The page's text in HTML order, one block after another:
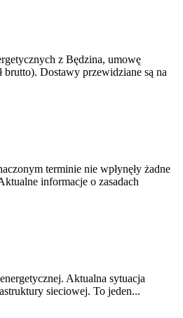
z Będzina, umowę
Dostawy przewidziane są na
terminie nie wpłynęły żadne
informacje o zasadach
Aktualna sytuacja
sieciowej. To jeden...